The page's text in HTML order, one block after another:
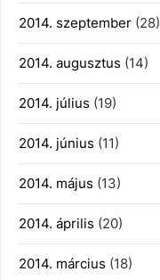
2014. szeptember (28)
2014. augusztus (14)
2014. július (19)
2014. június (11)
2014. május (13)
2014. április (20)
2014. március (18)